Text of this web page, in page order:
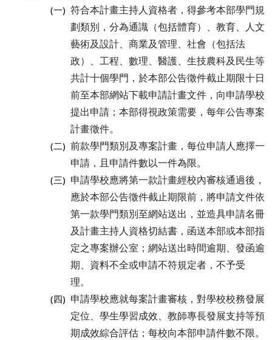
(一) 符合本計畫主持人資格者，得參考本部學門規
劃類別，分為通識（包括體育）、教育、人文
藝術及設計、商業及管理、社會（包括法
政）、工程、數理、醫護、生技農科及民生等
共計十個學門，於本部公告徵件截止期限十日
前至本部網站下載申請計畫文件，向申請學校
提出申請；本部得視政策需要，每年公告專案
計畫徵件。
(二) 前款學門類別及專案計畫，每位申請人應擇一
申請，且申請件數以一件為限。
(三) 申請學校應將第一款計畫經校內審核通過後，
應於本部公告徵件截止期限前，將申請文件依
第一款學門類別至網站送出，並造具申請名冊
及計畫主持人資格切結書，函送本部或本部指
定之專案辦公室；網站送出時間逾期、發函逾
期、資料不全或申請不符規定者，不予受
理。
(四) 申請學校應就每案計畫審核，對學校校務發展
定位、學生學習成效、教師專長發展支持等預
期成效綜合評估；每校向本部申請件數不限。